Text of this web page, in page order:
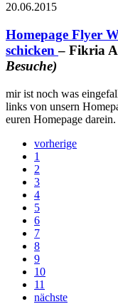
20.06.2015
Homepage Flyer
schicken– Fikria
Besuche)
mir ist noch was
links von unsern
euren Homepage
vorherige
1
2
3
4
5
6
7
8
9
10
11
nächste